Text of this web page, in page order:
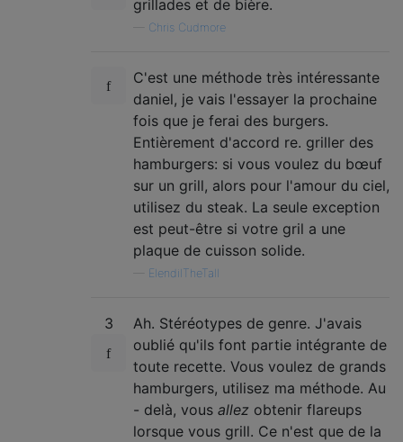
grillades et de bière.
Chris Cudmore
C'est une méthode très intéressante
daniel, je vais l'essayer la prochaine
fois que je ferai des burgers.
Entièrement d'accord re. griller des
hamburgers: si vous voulez du bœuf
sur un grill, alors pour l'amour du ciel,
utilisez du steak. La seule exception
est peut-être si votre gril a une
plaque de cuisson solide.
ElendilTheTall
3
Ah. Stéréotypes de genre. J'avais
oublié qu'ils font partie intégrante de
toute recette. Vous voulez de grands
hamburgers, utilisez ma méthode. Au
- delà, vous allez obtenir flareups
lorsque vous grill. Ce n'est que de la